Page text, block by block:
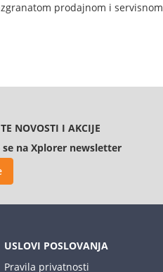
prodajnom i servisnom
NOVOSTI I AKCIJE
na Xplorer newsletter
USLOVI POSLOVANJA
Pravila privatnosti